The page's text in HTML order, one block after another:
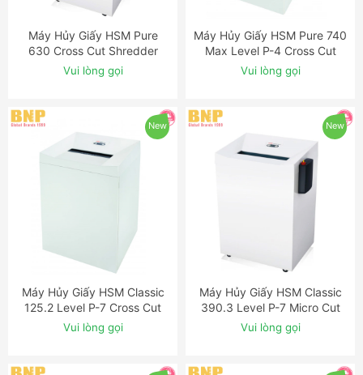
ĐẶT NGAY
Máy Hủy Giấy HSM Pure
630 Cross Cut Shredder
Vui lòng gọi
ĐẶT NGAY
Máy Hủy Giấy HSM Pure 740
Max Level P-4 Cross Cut
Shredder
Vui lòng gọi
New
ĐẶT NGAY
Máy Hủy Giấy HSM Classic
125.2 Level P-7 Cross Cut
Shredder with Automatic
Oiler
Vui lòng gọi
New
ĐẶT NGAY
Máy Hủy Giấy HSM Classic
390.3 Level P-7 Micro Cut
Shredder with Automatic
Oiler
Vui lòng gọi